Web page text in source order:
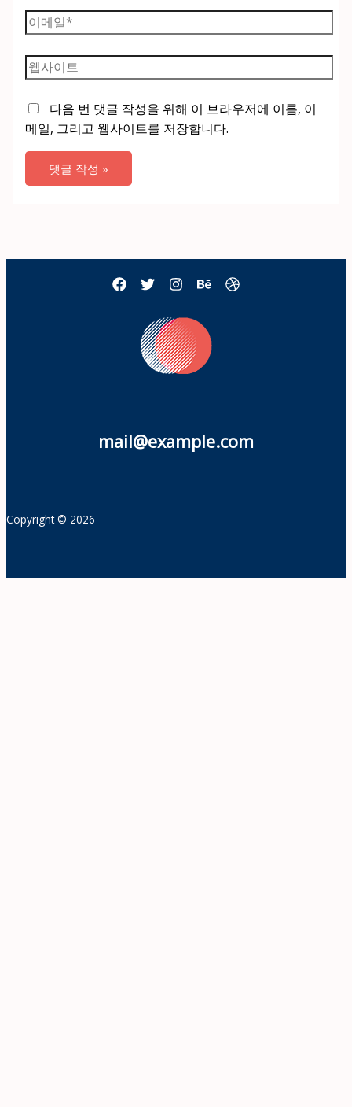
*이
메
일
*
웹
사
이
트
다음 번 댓글 작성을 위해 이 브라우저에 이름, 이
메일, 그리고 웹사이트를 저장합니다.
mail@example.com
Copyright © 2026